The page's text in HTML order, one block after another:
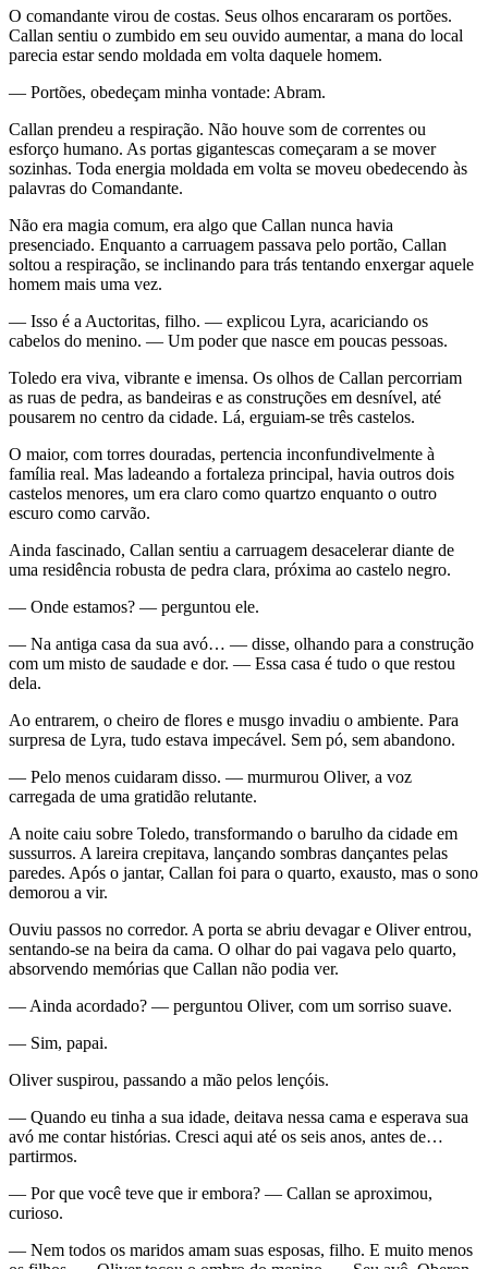
O comandante virou de costas. Seus olhos encararam os portões.
Callan sentiu o zumbido em seu ouvido aumentar, a mana do local
parecia estar sendo moldada em volta daquele homem.
— Portões, obedeçam minha vontade: Abram.
Callan prendeu a respiração. Não houve som de correntes ou
esforço humano. As portas gigantescas começaram a se mover
sozinhas. Toda energia moldada em volta se moveu obedecendo às
palavras do Comandante.
Não era magia comum, era algo que Callan nunca havia
presenciado. Enquanto a carruagem passava pelo portão, Callan
soltou a respiração, se inclinando para trás tentando enxergar aquele
homem mais uma vez.
— Isso é a Auctoritas, filho. — explicou Lyra, acariciando os
cabelos do menino. — Um poder que nasce em poucas pessoas.
Toledo era viva, vibrante e imensa. Os olhos de Callan percorriam
as ruas de pedra, as bandeiras e as construções em desnível, até
pousarem no centro da cidade. Lá, erguiam-se três castelos.
O maior, com torres douradas, pertencia inconfundivelmente à
família real. Mas ladeando a fortaleza principal, havia outros dois
castelos menores, um era claro como quartzo enquanto o outro
escuro como carvão.
Ainda fascinado, Callan sentiu a carruagem desacelerar diante de
uma residência robusta de pedra clara, próxima ao castelo negro.
— Onde estamos? — perguntou ele.
— Na antiga casa da sua avó… — disse, olhando para a construção
com um misto de saudade e dor. — Essa casa é tudo o que restou
dela.
Ao entrarem, o cheiro de flores e musgo invadiu o ambiente. Para
surpresa de Lyra, tudo estava impecável. Sem pó, sem abandono.
— Pelo menos cuidaram disso. — murmurou Oliver, a voz
carregada de uma gratidão relutante.
A noite caiu sobre Toledo, transformando o barulho da cidade em
sussurros. A lareira crepitava, lançando sombras dançantes pelas
paredes. Após o jantar, Callan foi para o quarto, exausto, mas o sono
demorou a vir.
Ouviu passos no corredor. A porta se abriu devagar e Oliver entrou,
sentando-se na beira da cama. O olhar do pai vagava pelo quarto,
absorvendo memórias que Callan não podia ver.
— Ainda acordado? — perguntou Oliver, com um sorriso suave.
— Sim, papai.
Oliver suspirou, passando a mão pelos lençóis.
— Quando eu tinha a sua idade, deitava nessa cama e esperava sua
avó me contar histórias. Cresci aqui até os seis anos, antes de…
partirmos.
— Por que você teve que ir embora? — Callan se aproximou,
curioso.
— Nem todos os maridos amam suas esposas, filho. E muito menos